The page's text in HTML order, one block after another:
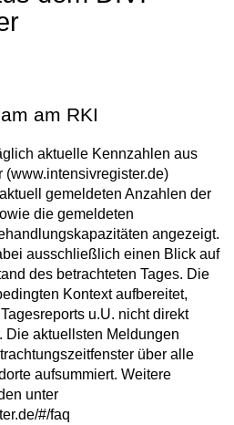
am RKI
aktuelle Kennzahlen aus
(www.intensivregister.de)
gemeldeten Anzahlen der
die gemeldeten
angezeigt.
ausschließlich einen Blick auf
des betrachteten Tages. Die
Kontext aufbereitet,
u.U. nicht direkt
Die aktuellsten Meldungen
über alle
aufsummiert. Weitere
unter
#/faq